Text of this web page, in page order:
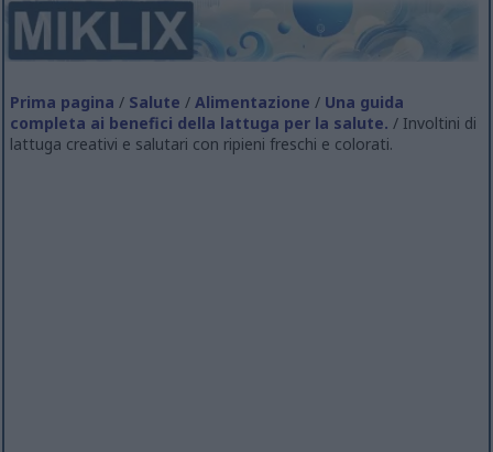
Prima pagina / Salute /Alimentazione / Una guida
completa ai benefici della lattuga per la salute. / Involtini di
lattuga creativi e salutari con ripieni freschi e colorati.